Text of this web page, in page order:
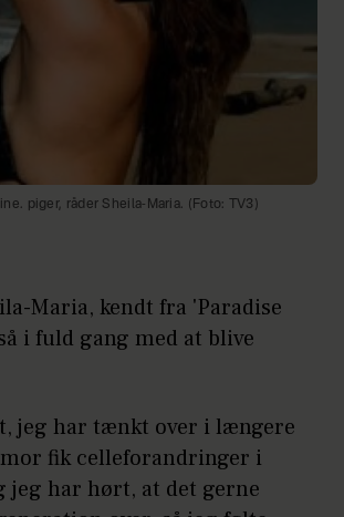
piger, råder Sheila-Maria. (Foto: TV3)
Maria, kendt fra 'Paradise
i fuld gang med at blive
jeg har tænkt over i længere
fik celleforandringer i
jeg har hørt, at det gerne